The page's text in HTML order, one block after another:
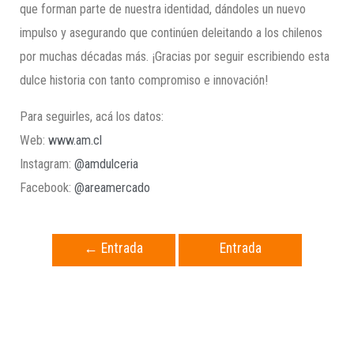
que forman parte de nuestra identidad, dándoles un nuevo
impulso y asegurando que continúen deleitando a los chilenos
por muchas décadas más. ¡Gracias por seguir escribiendo esta
dulce historia con tanto compromiso e innovación!
Para seguirles, acá los datos:
Web:www.am.cl
Instagram:@amdulceria
Facebook:@areamercado
← Entrada
Entrada